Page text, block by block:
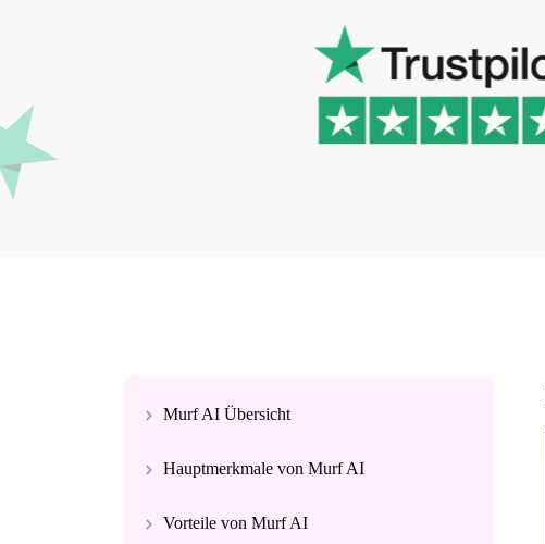
Murf AI Übersicht
Hauptmerkmale von Murf AI
Vorteile von Murf AI